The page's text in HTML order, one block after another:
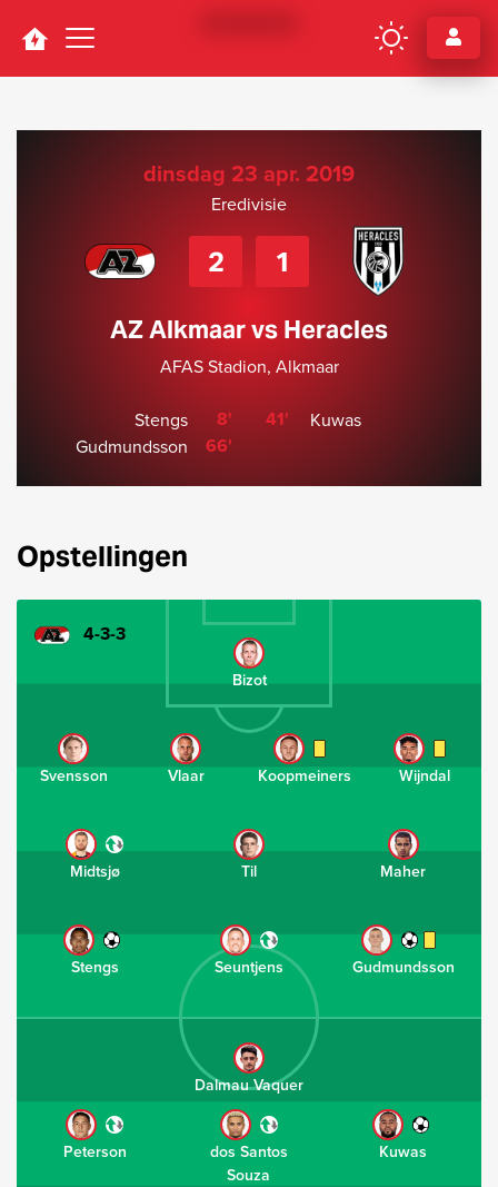
Navigation
dinsdag 23 apr. 2019
Eredivisie
2 1
AZ Alkmaar vs Heracles
AFAS Stadion, Alkmaar
Stengs 8'
Gudmundsson 66'
41' Kuwas
Opstellingen
4-3-3
Bizot
Svensson Vlaar Koopmeiners Wijndal
Midtsjø Til Maher
Stengs Seuntjens Gudmundsson
Kuwas
dos Santos
Souza
Peterson
Dalmau Vaquer